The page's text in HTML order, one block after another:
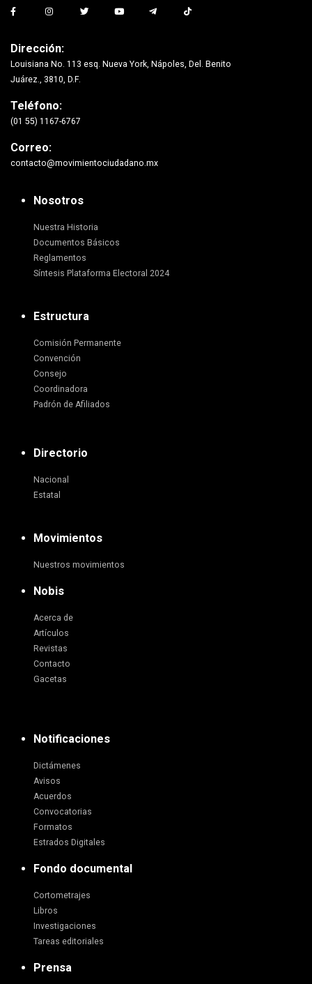
Dirección:
Louisiana No. 113 esq. Nueva York, Nápoles, Del. Benito
Juárez., 3810, D.F.
Teléfono:
(01 55) 1167-6767
Correo:
contacto@movimientociudadano.mx
Nosotros
Nuestra Historia
Documentos Básicos
Reglamentos
Síntesis Plataforma Electoral 2024
Estructura
Comisión Permanente
Convención
Consejo
Coordinadora
Padrón de Afiliados
Directorio
Nacional
Estatal
Movimientos
Nuestros movimientos
Nobis
Acerca de
Artículos
Revistas
Contacto
Gacetas
Notificaciones
Dictámenes
Avisos
Acuerdos
Convocatorias
Formatos
Estrados Digitales
Fondo documental
Cortometrajes
Libros
Investigaciones
Tareas editoriales
Prensa